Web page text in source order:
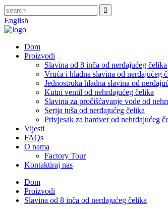
English
Dom
Proizvodi
Slavina od 8 inča od nerđajućeg čelika
Vruća i hladna slavina od nerđajućeg
Jednostruka hladna slavina od
Kutni ventil od nehrđajućeg čelika
Slavina za pročišćavanje vode od
Serija tuša od nerđajućeg čelika
Privjesak za hardver od nehrđajućeg
Vijesti
FAQs
O nama
Factory Tour
Kontaktiraj nas
Dom
Proizvodi
Slavina od 8 inča od nerđajućeg čelika